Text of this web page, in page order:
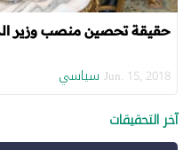
حقيقة تحصين منصب وزير
Jun. 15, 2018 سياسي
آخر التحقيقات